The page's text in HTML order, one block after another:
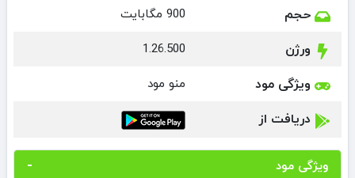
حجم 900 مگابایت
ورژن 1.26.500
ویژگی مود منو مود
دریافت از
ویژگی مود